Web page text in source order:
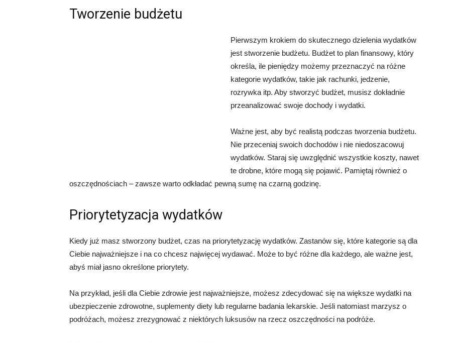
Tworzenie budżetu
Pierwszym krokiem do skutecznego dzielenia wydatków
jest stworzenie budżetu. Budżet to plan finansowy, który
określa, ile pieniędzy możemy przeznaczyć na różne
kategorie wydatków, takie jak rachunki, jedzenie,
rozrywka itp. Aby stworzyć budżet, musisz dokładnie
przeanalizować swoje dochody i wydatki.
Ważne jest, aby być realistą podczas tworzenia budżetu.
Nie przeceniaj swoich dochodów i nie niedoszacowuj
wydatków. Staraj się uwzględnić wszystkie koszty, nawet
te drobne, które mogą się pojawić. Pamiętaj również o
oszczędnościach – zawsze warto odkładać pewną sumę na czarną godzinę.
Priorytetyzacja wydatków
Kiedy już masz stworzony budżet, czas na priorytetyzację wydatków. Zastanów się, które kategorie są dla
Ciebie najważniejsze i na co chcesz najwięcej wydawać. Może to być różne dla każdego, ale ważne jest,
abyś miał jasno określone priorytety.
Na przykład, jeśli dla Ciebie zdrowie jest najważniejsze, możesz zdecydować się na większe wydatki na
ubezpieczenie zdrowotne, suplementy diety lub regularne badania lekarskie. Jeśli natomiast marzysz o
podróżach, możesz zrezygnować z niektórych luksusów na rzecz oszczędności na podróże.